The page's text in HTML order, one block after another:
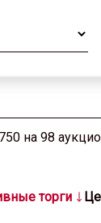
на 98
торги